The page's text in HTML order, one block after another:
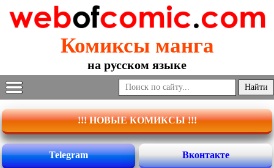
Комиксы манга
на русском языке
!!! НОВЫЕ КОМИКСЫ !!!
Telegram Вконтакте